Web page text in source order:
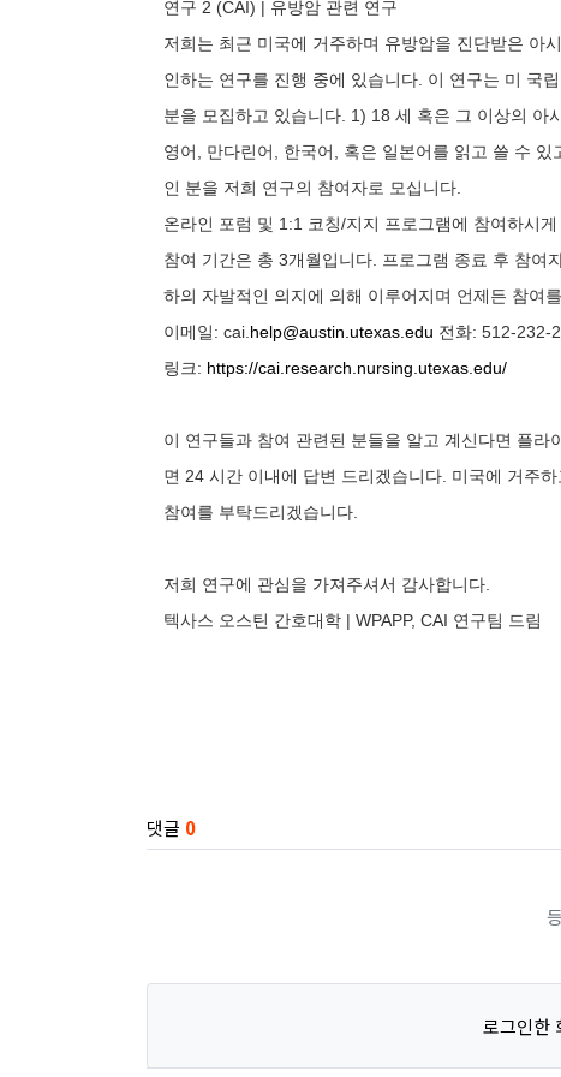
연구 2 (CAI) | 유방암 관련 연구
저희는 최근 미국에 거주하며 유방암을 진단받은 아
인하는 연구를 진행 중에 있습니다. 이 연구는 미 국
분을 모집하고 있습니다. 1) 18 세 혹은 그 이상의
영어, 만다린어, 한국어, 혹은 일본어를 읽고 쓸 수
인 분을 저희 연구의 참여자로 모십니다.
온라인 포럼 및 1:1 코칭/지지 프로그램에 참여하시
참여 기간은 총 3개월입니다. 프로그램 종료 후 참여
하의 자발적인 의지에 의해 이루어지며 언제든 참여
이메일: cai.help@austin.utexas.edu 전화: 512-232-
링크: https://cai.research.nursing.utexas.edu/
이 연구들과 참여 관련된 분들을 알고 계신다면 플
면 24 시간 이내에 답변 드리겠습니다. 미국에 거주
참여를 부탁드리겠습니다.
저희 연구에 관심을 가져주셔서 감사합니다.
텍사스 오스틴 간호대학 | WPAPP, CAI 연구팀 드림
댓글 0
로그인한